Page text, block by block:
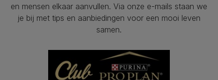
en mensen elkaar aanvullen. Via onze e-mails staan we
je bij met tips en aanbiedingen voor een mooi leven
samen.